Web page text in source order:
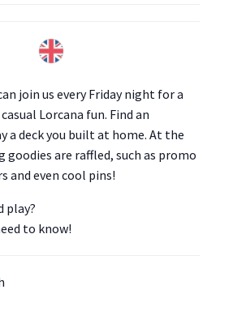
join us every Friday night for a
Lorcana fun. Find an
a deck you built at home. At the
goodies are raffled, such as promo
and even cool pins!
play?
to know!